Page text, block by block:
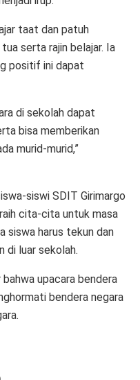
taat dan patuh
serta rajin belajar. Ia
positif ini dapat
di sekolah dapat
bisa memberikan
murid-murid,”
siswi SDIT Girimargo
cita-cita untuk masa
siswa harus tekun dan
di luar sekolah.
upacara bendera
bendera negara